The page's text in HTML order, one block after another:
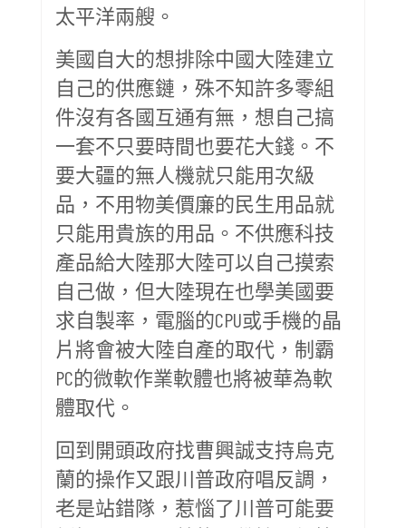
太平洋兩艘。
美國自大的想排除中國大陸建立
自己的供應鏈，殊不知許多零組
件沒有各國互通有無，想自己搞
一套不只要時間也要花大錢。不
要大疆的無人機就只能用次級
品，不用物美價廉的民生用品就
只能用貴族的用品。不供應科技
產品給大陸那大陸可以自己摸索
自己做，但大陸現在也學美國要
求自製率，電腦的CPU或手機的晶
片將會被大陸自產的取代，制霸
PC的微軟作業軟體也將被華為軟
體取代。
回到開頭政府找曹興誠支持烏克
蘭的操作又跟川普政府唱反調，
老是站錯隊，惹惱了川普可能要